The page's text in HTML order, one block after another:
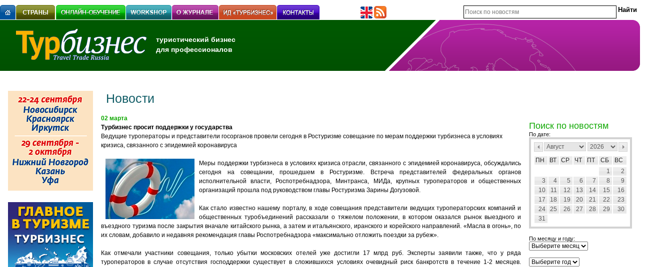
туристический бизнес
для профессионалов
Новости
02 марта
Турбизнес просит поддержки у государства
Ведущие туроператоры и представители госорганов провели сегодня в Ростуризме совещание по мерам поддержки турбизнеса в условиях
кризиса, связанного с эпидемией коронавируса
Меры поддержки турбизнеса в условиях кризиса отрасли, связанного с эпидемией коронавируса, обсуждались
сегодня на совещании, прошедшем в Ростуризме. Встреча представителей федеральных органов
исполнительной власти, Роспотребнадзора, Минтранса, МИДа, крупных туроператоров и общественных
организаций прошла под руководством главы Ростуризма Зарины Догузовой.
Как стало известно нашему порталу, в ходе совещания представители ведущих туроператорских компаний и
общественных туробъединений рассказали о тяжелом положении, в котором оказался рынок выездного и
въездного туризма после закрытия вначале китайского рынка, а затем и итальянского, иранского и корейского направлений. «Масла в огонь», по
их словам, добавило и недавняя рекомендация главы Роспотребнадзора «максимально отложить поездки за рубеж».
Как отмечали участники совещания, только убытки московских отелей уже достигли 17 млрд руб. Эксперты заявили также, что у ряда
туроператоров в случае отсутствия господдержки существует в сложившихся условиях очевидный риск банкротств в течение 1-2 месяцев.
Поиск по новостям
По дате:
ПН ВТ СР ЧТ ПТ СБ
ВС
1
2
3
4 5 6 7 8
9
10
11 12 13 14 15
16
17
18 19 20 21 22
23
24
25 26 27 28 29
30
31
По месяцу и году: